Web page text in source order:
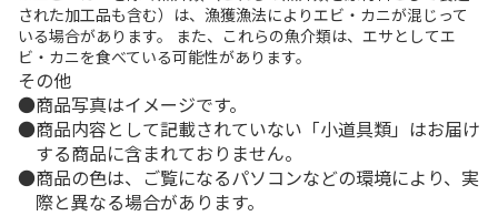
された加工品も含む）は、漁獲漁法によりエビ・カニが混じって
いる場合があります。 また、これらの魚介類は、エサとしてエ
ビ・カニを食べている可能性があります。
その他
商品写真はイメージです。
商品内容として記載されていない「小道具類」はお届け
する商品に含まれておりません。
商品の色は、ご覧になるパソコンなどの環境により、実
際と異なる場合があります。